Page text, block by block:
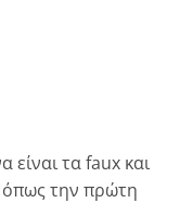
είναι τα faux και
την πρώτη